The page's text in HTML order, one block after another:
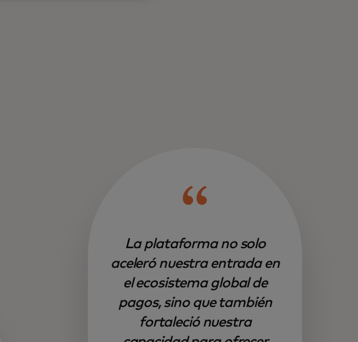
La plataforma no solo
aceleró nuestra entrada en
el ecosistema global de
pagos, sino que también
fortaleció nuestra